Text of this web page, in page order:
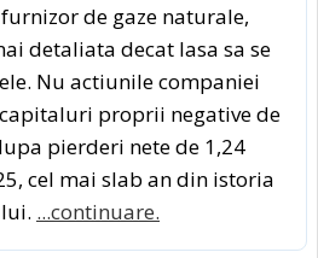
de gaze naturale,
detaliata decat lasa sa se
Nu actiunile companiei
proprii negative de
pierderi nete de 1,24
cel mai slab an din istoria
...continuare.